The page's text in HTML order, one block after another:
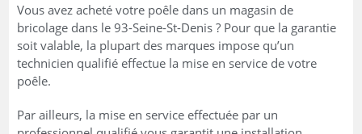
Vous avez acheté votre poêle dans un magasin de
bricolage dans le 93-Seine-St-Denis ? Pour que la garantie
soit valable, la plupart des marques impose qu’un
technicien qualifié effectue la mise en service de votre
poêle.
Par ailleurs, la mise en service effectuée par un